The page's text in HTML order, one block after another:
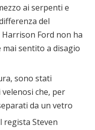
ai serpenti e
del
Ford non ha
sentito a disagio
sono stati
che, per
da un vetro
regista Steven